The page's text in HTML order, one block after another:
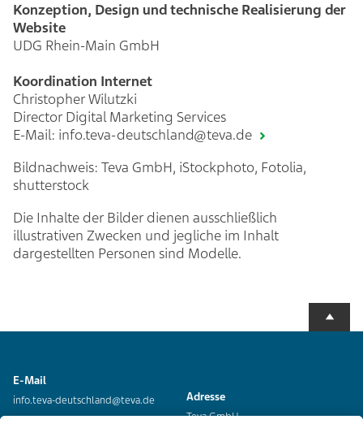
Konzeption, Design und technische Realisierung der
Website
UDG Rhein-Main GmbH
Koordination Internet
Christopher Wilutzki
Director Digital Marketing Services
E-Mail: info.teva-deutschland@teva.de
Bildnachweis: Teva GmbH, iStockphoto, Fotolia,
shutterstock
Die Inhalte der Bilder dienen ausschließlich
illustrativen Zwecken und jegliche im Inhalt
dargestellten Personen sind Modelle.
E-Mail
info.teva-deutschland@teva.de Adresse
Teva GmbH